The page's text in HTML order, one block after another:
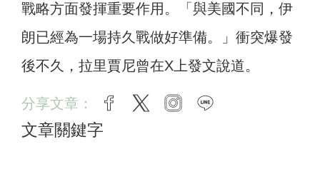
戰略方面發揮重要作用。「與美國不同，伊
朗已經為一場持久戰做好準備。」衝突爆發
後不久，拉里賈尼曾在X上發文說道。
分享文章： facebook
twitter instagram
文章關鍵字